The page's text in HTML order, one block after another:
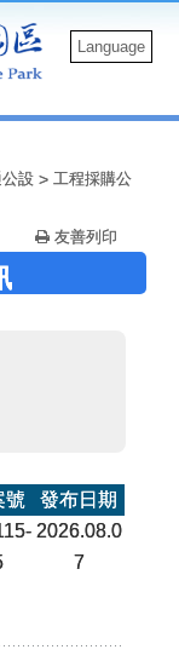
Language
設 >工程採購公
友善列印
號
發布日期
2026.08.0
7